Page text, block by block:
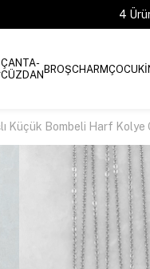
4
ÇANTA-
CÜZDANBROŞCHARMÇOCUK
Küçük Bombeli Harf Kolye